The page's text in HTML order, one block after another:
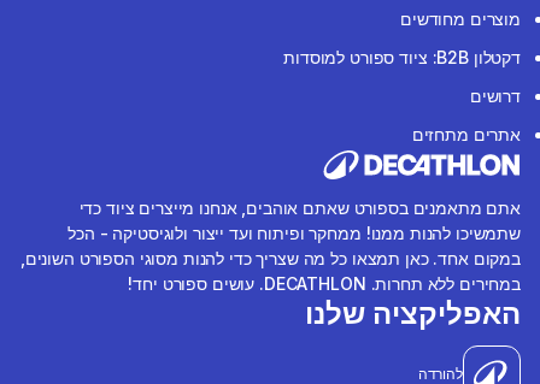
מוצרים מחודשים
דקטלון B2B: ציוד ספורט למוסדות
דרושים
אתרים מתחזים
אתם מתאמנים בספורט שאתם אוהבים, אנחנו מייצרים ציוד כדי
שתמשיכו להנות ממנו! ממחקר ופיתוח ועד ייצור ולוגיסטיקה - הכל
במקום אחד. כאן תמצאו כל מה שצריך כדי להנות מסוגי הספורט השונים,
במחירים ללא תחרות. DECATHLON. עושים ספורט יחד!
האפליקציה שלנו
להורדה